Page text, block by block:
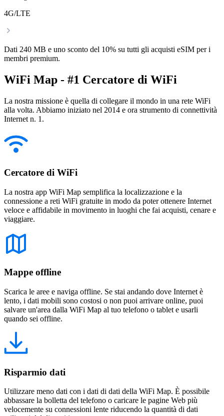
4G/LTE
Dati 240 MB e uno sconto del 10% su tutti gli acquisti eSIM per i
membri premium.
WiFi Map - #1 Cercatore di WiFi
La nostra missione è quella di collegare il mondo in una rete WiFi
alla volta. Abbiamo iniziato nel 2014 e ora strumento di connettività
Internet n. 1.
Cercatore di WiFi
La nostra app WiFi Map semplifica la localizzazione e la
connessione a reti WiFi gratuite in modo da poter ottenere Internet
veloce e affidabile in movimento in luoghi che fai acquisti, cenare e
viaggiare.
Mappe offline
Scarica le aree e naviga offline. Se stai andando dove Internet è
lento, i dati mobili sono costosi o non puoi arrivare online, puoi
salvare un'area dalla WiFi Map al tuo telefono o tablet e usarli
quando sei offline.
Risparmio dati
Utilizzare meno dati con i dati di dati della WiFi Map. È possibile
abbassare la bolletta del telefono o caricare le pagine Web più
velocemente su connessioni lente riducendo la quantità di dati